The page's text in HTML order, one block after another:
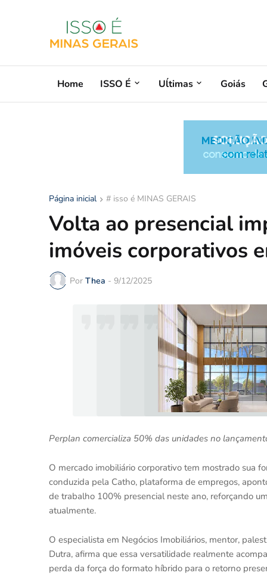
Home ISSO É Uĺtimas Goiás
Página inicial # isso é MINAS GERAIS
Volta ao presencial
imóveis corporativos
Por Thea - 9/12/2025
Perplan comercializa 50% das unidades no
O mercado imobiliário corporativo tem mostrado sua
conduzida pela Catho, plataforma de empregos,
de trabalho 100% presencial neste ano, reforçando
atualmente.
O especialista em Negócios Imobiliários, mentor,
Dutra, afirma que essa versatilidade realmente
perda da força do formato híbrido para o retorno